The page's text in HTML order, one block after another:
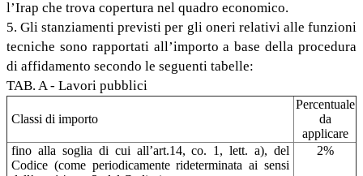
l’Irap che trova copertura nel quadro economico.
5. Gli stanziamenti previsti per gli oneri relativi alle funzioni
tecniche sono rapportati all’importo a base della procedura
di affidamento secondo le seguenti tabelle:
TAB. A - Lavori pubblici
Classi di importo
Percentuale
da
applicare
fino alla soglia di cui all’art.14, co. 1, lett. a), del
Codice (come periodicamente rideterminata ai sensi
2%